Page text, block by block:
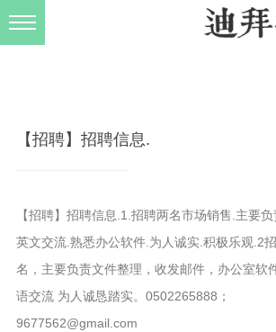
【招聘】招聘信息.
【招聘】招聘信息.1.招聘两名市场销售.主要
英文交流.熟悉办公软件.为人诚实.积极乐观.2
名，主要负责文件整理，收发邮件，办公室软
语交流 为人诚恳踏实。0502265888；
9677562@gmail.com